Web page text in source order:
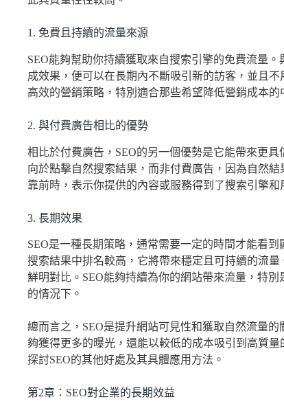
1. 免費且持續的流量來源
SEO能夠幫助你持續獲取來自搜索引擎的免費流量。
成效果，便可以在長期內不斷吸引新的訪客，並且
高效的營銷策略，特別適合那些希望降低營銷成本的
2. 與付費廣告相比的優勢
相比於付費廣告，SEO的另一個優勢是它能帶來更
向於點擊自然搜索結果，而非付費廣告，因為自然
靠前時，表示你提供的內容或服務得到了搜索引擎和
3. 長期效果
SEO是一種長期策略，通常需要一定的時間才能看
搜索結果中排名較高，它將帶來穩定且可持續的流
鮮明對比。SEO能夠持續為你的網站帶來流量，特
的情況下。
總而言之，SEO是提升網站可見性和獲取自然流量
夠獲得更多的曝光，還能以較低的成本吸引到高質
探討SEO的其他好處及其具體應用方法。
第2章：SEO對企業的長期效益